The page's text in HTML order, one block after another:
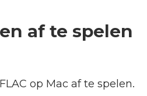
af te spelen
op Mac af te spelen.